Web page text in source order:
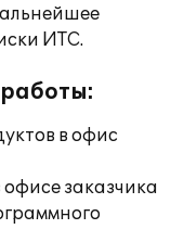
ИТС.
в офис
заказчика